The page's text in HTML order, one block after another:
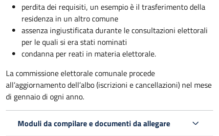
perdita dei requisiti, un esempio è il trasferimento della
residenza in un altro comune
assenza ingiustificata durante le consultazioni elettorali
per le quali si era stati nominati
condanna per reati in materia elettorale.
La commissione elettorale comunale procede
all’aggiornamento dell’albo (iscrizioni e cancellazioni) nel mese
di gennaio di ogni anno.
Moduli da compilare e documenti da allegare